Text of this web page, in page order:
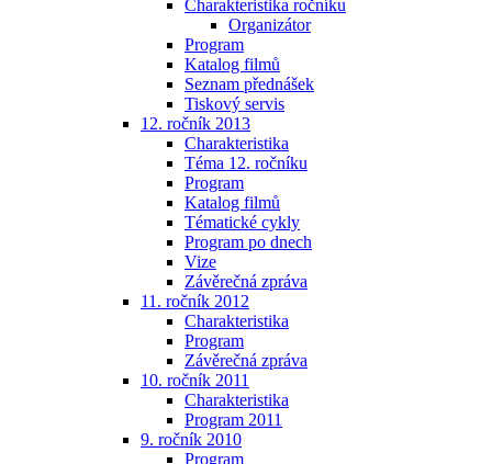
Charakteristika ročníku
Organizátor
Program
Katalog filmů
Seznam přednášek
Tiskový servis
12. ročník 2013
Charakteristika
Téma 12. ročníku
Program
Katalog filmů
Tématické cykly
Program po dnech
Vize
Závěrečná zpráva
11. ročník 2012
Charakteristika
Program
Závěrečná zpráva
10. ročník 2011
Charakteristika
Program 2011
9. ročník 2010
Program